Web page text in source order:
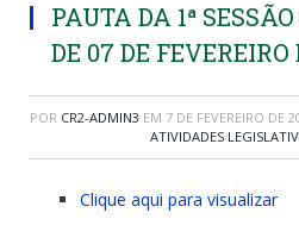
PAUTA DA 1ª
DE 07 DE FEVEREIRO
POR CR2-ADMIN3 EM 7 DE FEVEREIRO DE
ATIVIDADES
Clique aqui para visualizar